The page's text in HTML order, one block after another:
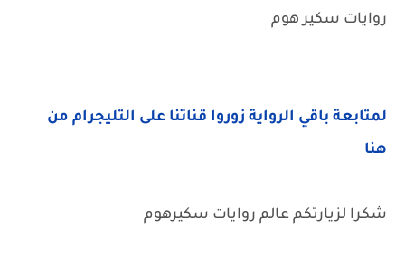
روايات سكير هوم
لمتابعة باقي الرواية زوروا قناتنا على التليجرام من
هنا
شكرا لزيارتكم عالم روايات سكيرهوم